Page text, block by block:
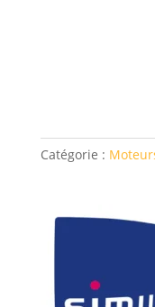
Catégorie :